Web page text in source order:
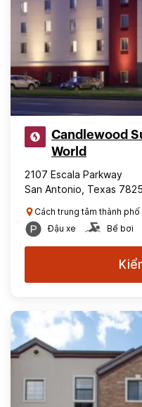
Candlewood
World
2107 Escala Parkway
San Antonio, Texas
Cách trung tâm thành
Đậu xe
Bể bơi